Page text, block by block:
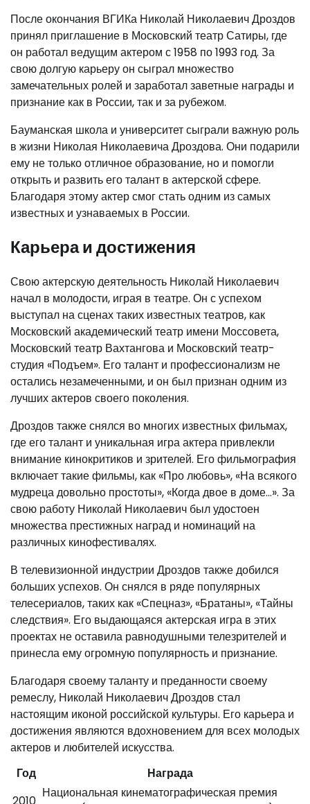
После окончания ВГИКа Николай Николаевич Дроздов
принял приглашение в Московский театр Сатиры, где
он работал ведущим актером с 1958 по 1993 год. За
свою долгую карьеру он сыграл множество
замечательных ролей и заработал заветные награды и
признание как в России, так и за рубежом.
Бауманская школа и университет сыграли важную роль
в жизни Николая Николаевича Дроздова. Они подарили
ему не только отличное образование, но и помогли
открыть и развить его талант в актерской сфере.
Благодаря этому актер смог стать одним из самых
известных и узнаваемых в России.
Карьера и достижения
Свою актерскую деятельность Николай Николаевич
начал в молодости, играя в театре. Он с успехом
выступал на сценах таких известных театров, как
Московский академический театр имени Моссовета,
Московский театр Вахтангова и Московский театр-
студия «Подъем». Его талант и профессионализм не
остались незамеченными, и он был признан одним из
лучших актеров своего поколения.
Дроздов также снялся во многих известных фильмах,
где его талант и уникальная игра актера привлекли
внимание кинокритиков и зрителей. Его фильмография
включает такие фильмы, как «Про любовь», «На всякого
мудреца довольно простоты», «Когда двое в доме…». За
свою работу Николай Николаевич был удостоен
множества престижных наград и номинаций на
различных кинофестивалях.
В телевизионной индустрии Дроздов также добился
больших успехов. Он снялся в ряде популярных
телесериалов, таких как «Спецназ», «Братаны», «Тайны
следствия». Его выдающаяся актерская игра в этих
проектах не оставила равнодушными телезрителей и
принесла ему огромную популярность и признание.
Благодаря своему таланту и преданности своему
ремеслу, Николай Николаевич Дроздов стал
настоящим иконой российской культуры. Его карьера и
достижения являются вдохновением для всех молодых
актеров и любителей искусства.
Год
Награда
Национальная кинематографическая премия